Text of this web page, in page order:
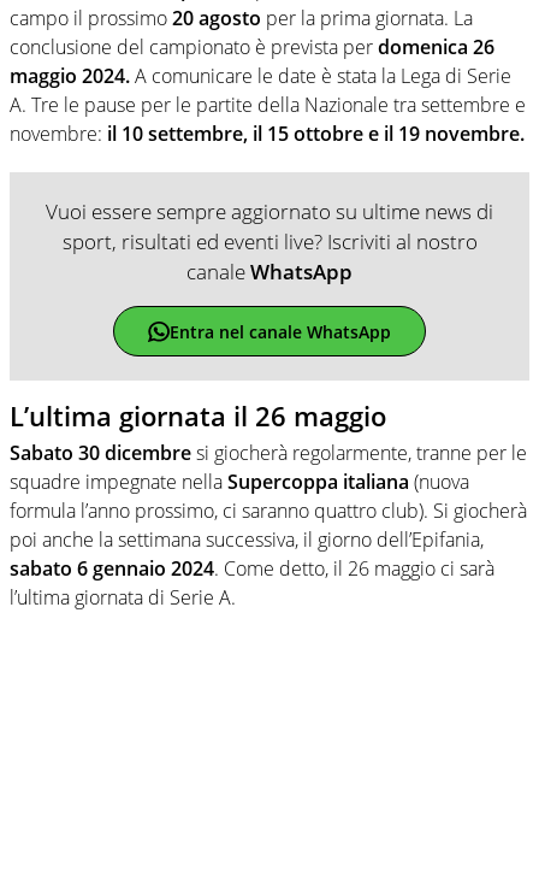
campo il prossimo20 agosto per la prima giornata. La
conclusione del campionato è prevista perdomenica 26
maggio 2024.A comunicare le date è stata la Lega di Serie
A. Tre le pause per le partite della Nazionale tra settembre e
novembre: il 10 settembre, il 15 ottobre e il 19 novembre.
Vuoi essere sempre aggiornato su ultime news di
sport, risultati ed eventi live? Iscriviti al nostro
canaleWhatsApp
Entra nel canale WhatsApp
L’ultima giornata il 26 maggio
Sabato 30 dicembresi giocherà regolarmente, tranne per le
squadre impegnate nellaSupercoppa italiana (nuova
formula l’anno prossimo, ci saranno quattro club). Si giocherà
poi anche la settimana successiva, il giorno dell’Epifania,
sabato 6 gennaio 2024. Come detto, il 26 maggio ci sarà
l’ultima giornata di Serie A.